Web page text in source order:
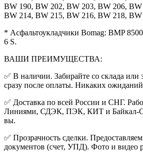
BW 190, BW 202, BW 203, BW 206,
BW 214, BW 215, BW 216, BW 218,
* Асфальтоукладчики Bomag: BMP
6 S.
ВАШИ ПРЕИМУЩЕСТВА:
✅ В наличии. Забирайте со склада или
сразу после оплаты. Никаких
✅ Доставка по всей России и СНГ.
Линиями, СДЭК, ПЭК, КИТ и Байкал-
вы.
✅ Прозрачность сделки.
документов (счет, УПД). Фото и видео